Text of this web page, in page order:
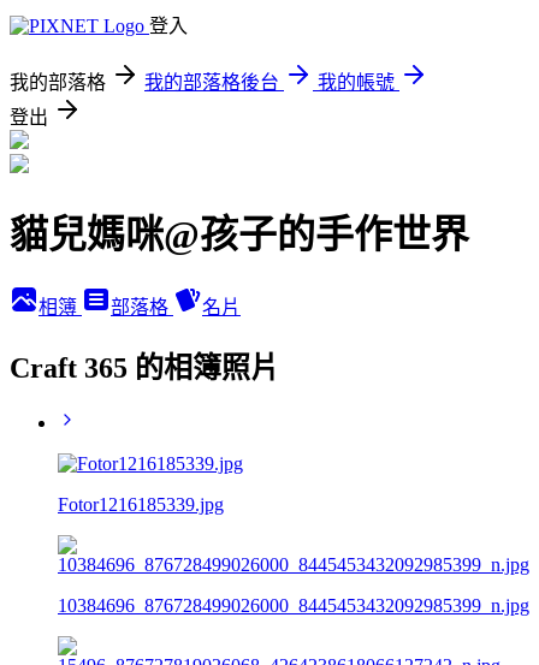
登入
我的部落格 我的部落格後台
我的帳號
登出
貓兒媽咪@孩子的手作世界
相簿 部落格 名片
Craft 365 的相簿照片
Fotor1216185339.jpg
10384696_876728499026000_8445453432092985399_n.jpg